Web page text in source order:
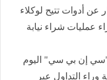
أدوات تتيح لوكلاء
عمليات شراء نيابة
إن بي سي" اليوم
وراء التداول عبر